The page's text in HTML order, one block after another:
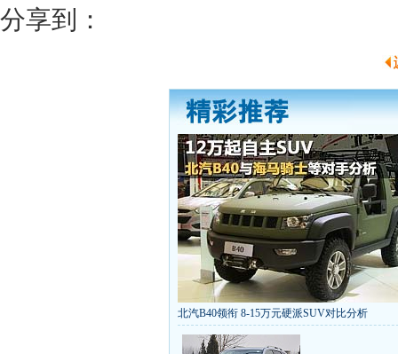
分享到：
北汽B40领衔 8-15万元硬派SUV对比分析
丰田推八款低价新车 全新RAV4海外售